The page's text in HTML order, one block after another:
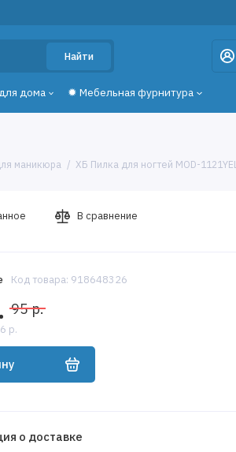
Найти
дома ✹ Мебельная фурнитура
маникюра ХБ Пилка для ногтей MOD-1121YEL
Код товара: 918648326
95 р.
р.
В сравнение
о доставке